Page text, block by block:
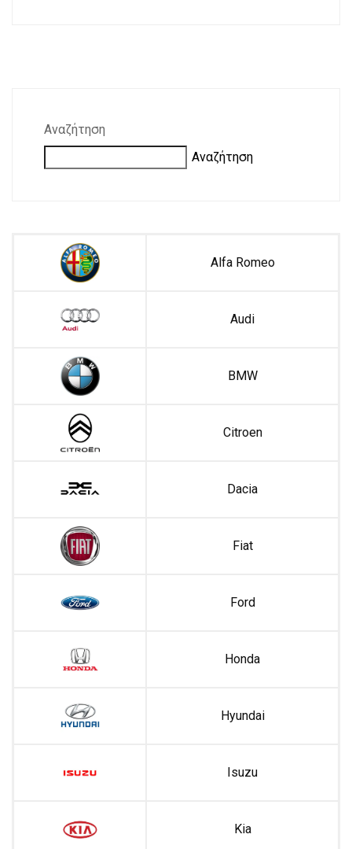
Αναζήτηση
Αναζήτηση
Alfa Romeo
Audi
BMW
Citroen
Dacia
Fiat
Ford
Honda
Hyundai
Isuzu
Kia